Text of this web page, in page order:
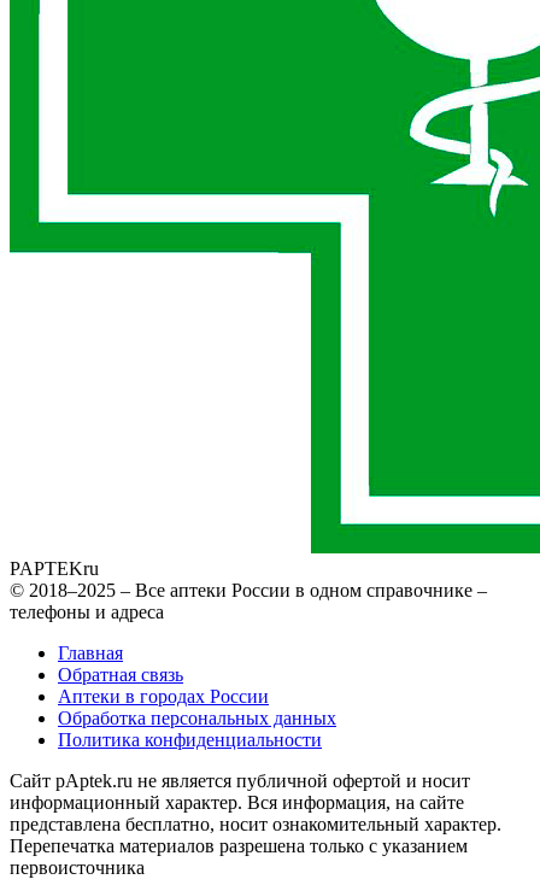
PAPTEKru
© 2018–2025 – Все аптеки России в одном справочнике –
телефоны и адреса
Главная
Обратная связь
Аптеки в городах России
Обработка персональных данных
Политика конфиденциальности
Сайт pAptek.ru не является публичной офертой и носит
информационный характер. Вся информация, на сайте
представлена бесплатно, носит ознакомительный характер.
Перепечатка материалов разрешена только с указанием
первоисточника